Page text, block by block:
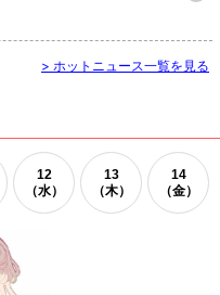
> ホットニュース一覧を見る
12
（水）
13
（木）
14
（金）